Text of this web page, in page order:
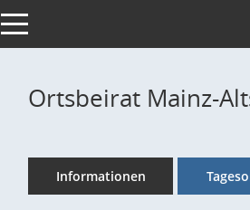
Toggle navigation
Ortsbeirat Mainz-
Informationen